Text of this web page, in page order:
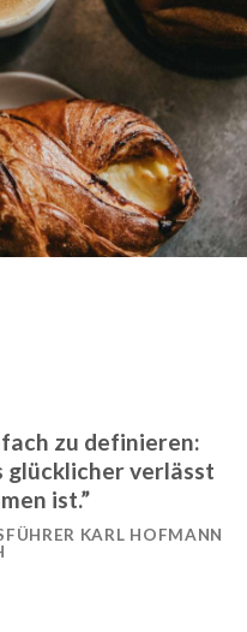
zu definieren:
glücklicher verlässt
ist.”
KARL HOFMANN